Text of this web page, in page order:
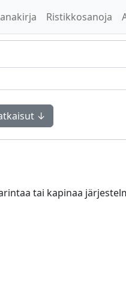
Ristikkosanoja
↓
tai kapinaa